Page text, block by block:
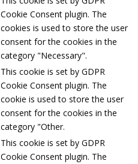
Cookie Consent plugin. The
cookies is used to store the user
consent for the cookies in the
category "Necessary".
This cookie is set by GDPR
Cookie Consent plugin. The
cookie is used to store the user
consent for the cookies in the
category "Other.
This cookie is set by GDPR
Cookie Consent plugin. The